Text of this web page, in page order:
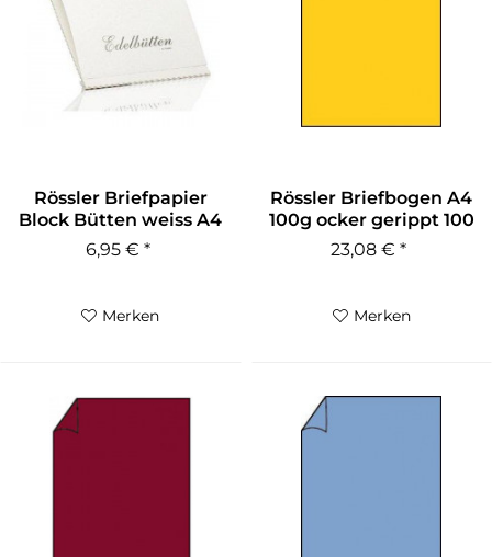
Rössler Briefpapier
Block Bütten weiss A4
100 g/qm
6,95 € *
Merken
Rössler Briefbogen A4
100g ocker gerippt 100
Blatt
23,08 € *
Merken